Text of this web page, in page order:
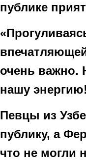
публике
очень важно.
нашу
Певцы из
публику, а
что не могли